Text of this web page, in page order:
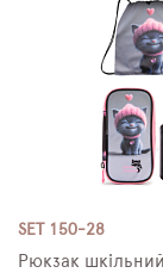
SET 150-28
Рюкзак